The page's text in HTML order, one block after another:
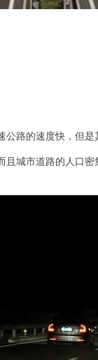
公路的速度快，但
且城市道路的人口